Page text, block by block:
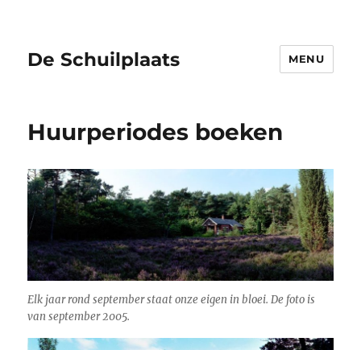
De Schuilplaats MENU
Huurperiodes boeken
Elk jaar rond september staat onze eigen in bloei. De foto is
van september 2005.